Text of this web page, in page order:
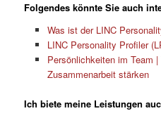
Folgendes könnte Sie auch
Was ist der LINC
LINC Personality Profiler
Persönlichkeiten im Team
Zusammenarbeit stärken
Ich biete meine Leistungen